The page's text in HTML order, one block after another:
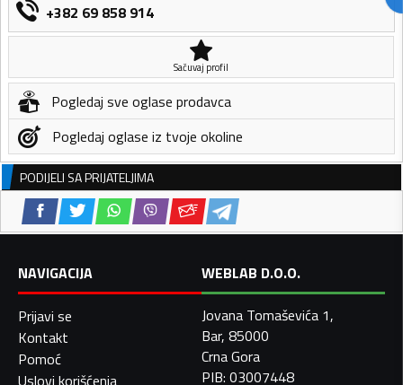
+382 69 858 914
Sačuvaj profil
Pogledaj sve oglase prodavca
Pogledaj oglase iz tvoje okoline
PODIJELI SA PRIJATELJIMA
NAVIGACIJA
Prijavi se
Kontakt
Pomoć
WEBLAB D.O.O.
Jovana Tomaševića 1,
Bar, 85000
Crna Gora
PIB: 03007448